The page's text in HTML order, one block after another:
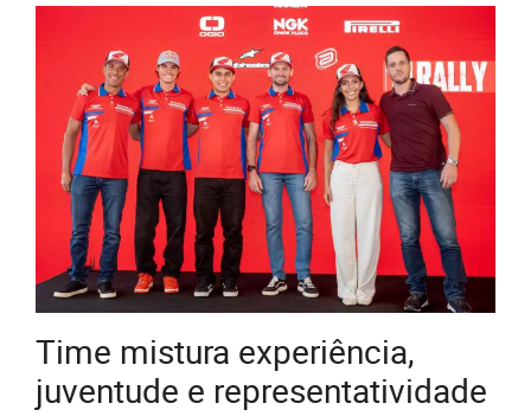
Time mistura experiência,
juventude e representatividade